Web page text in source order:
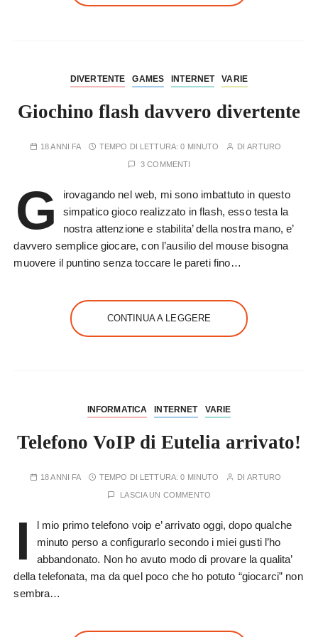
DIVERTENTE GAMES INTERNET VARIE
Giochino flash davvero divertente
18 ANNI FA TEMPO DI LETTURA:0 MINUTO DIARTURO
3 COMMENTI
G
irovagando nel web, mi sono imbattuto in questo
simpatico gioco realizzato in flash, esso testa la
nostra attenzione e stabilita’ della nostra mano, e’
davvero semplice giocare, con l’ausilio del mouse bisogna
muovere il puntino senza toccare le pareti fino…
CONTINUA A LEGGERE
INFORMATICA INTERNET VARIE
Telefono VoIP di Eutelia arrivato!
18 ANNI FA TEMPO DI LETTURA:0 MINUTO DIARTURO
LASCIA UN COMMENTO
I
l mio primo telefono voip e’ arrivato oggi, dopo qualche
minuto perso a configurarlo secondo i miei gusti l’ho
abbandonato. Non ho avuto modo di provare la qualita’
della telefonata, ma da quel poco che ho potuto “giocarci” non
sembra…